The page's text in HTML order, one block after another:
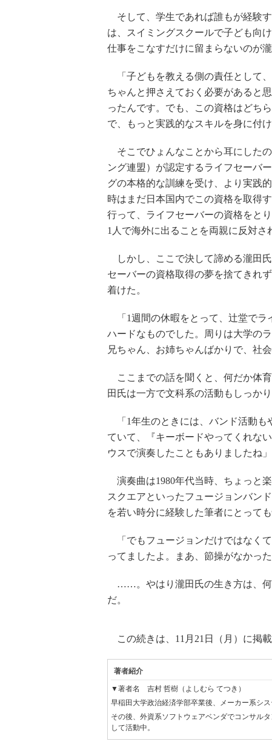
そして、学生であれば誰もが経験
は、スイミングスクールで子ども向
仕事をこなすだけに留まらないのが瀧
「子どもを教える側の責任として
ちゃんと押さえておく必要があると
ったんです。でも、この資格はどち
で、もっと実践的なスキルを身に付
そこでひょんなことから耳にした
ング連盟）が認定するライフセーバ
グの本格的な訓練を受け、より実践
時はまだ日本国内でこの資格を取得
行って、ライフセーバーの資格をと
1人で海外に出ることを両親に反対さ
しかし、ここで決して諦める瀧田
セーバーの資格取得の夢を捨てきれ
着けた。
「1週間の休暇をとって、辻堂でラ
ハードなものでした。周りは大学の
兄ちゃん、お姉ちゃんばかりで、社
ここまでの話を聞くと、何だか体
田氏は一方で文科系の活動もしっか
「1年生のときには、バンド活動も
ていて、『キーボードやってくれな
ウスで演奏したこともありましたね」
演奏曲は1980年代当時、ちょっと
スクエアといったフュージョンバン
を若い時分に経験した筆者にとっても
「でもフュージョンだけではなく
ってましたよ。まあ、節操がなかった
……。やはり瀧田氏の生き方は、何
だ。
この続きは、11月21日（月）に掲
著者紹介
▼著者名 吉村 哲樹（よしむら てつき）
早稲田大学政治経済学部卒業後、メーカー系シ
その後、外資系ソフトウェアベンダでコンサル
して活動中。